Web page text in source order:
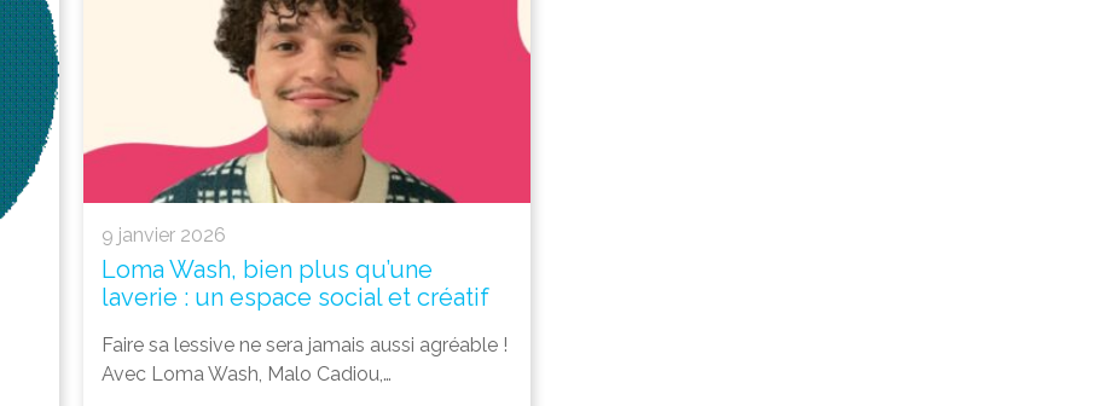
9 janvier 2026
Loma Wash, bien plus qu’une
laverie : un espace social et créatif
Faire sa lessive ne sera jamais aussi agréable !
Avec Loma Wash, Malo Cadiou,…